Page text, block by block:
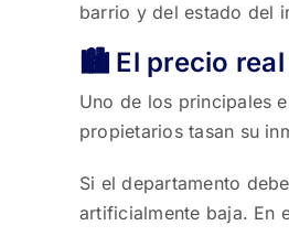
barrio y del estado del
🏙️ El precio real
Uno de los principales
propietarios tasan su
Si el departamento
artificialmente baja. En